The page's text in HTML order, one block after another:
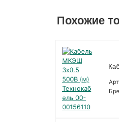
Похожие